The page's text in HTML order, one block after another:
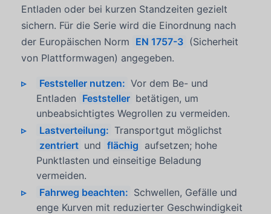
Entladen oder bei kurzen Standzeiten gezielt
sichern. Für die Serie wird die Einordnung nach
der Europäischen Norm EN 1757-3 (Sicherheit
von Plattformwagen) angegeben.
Feststeller nutzen: Vor dem Be- und
Entladen Feststeller betätigen, um
unbeabsichtigtes Wegrollen zu vermeiden.
Lastverteilung: Transportgut möglichst
zentriert und flächig aufsetzen; hohe
Punktlasten und einseitige Beladung
vermeiden.
Fahrweg beachten: Schwellen, Gefälle und
enge Kurven mit reduzierter Geschwindigkeit